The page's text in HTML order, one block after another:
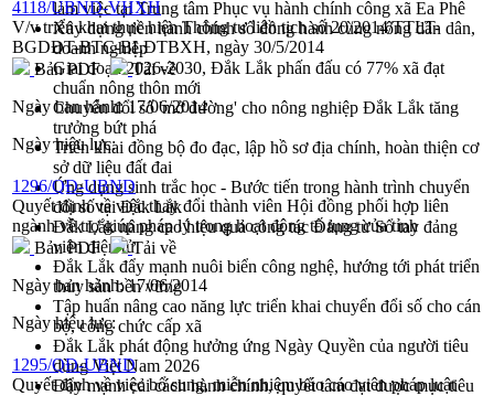
làm việc tại Trung tâm Phục vụ hành chính công xã Ea Phê
Xây dựng nền hành chính số đồng hành cùng nông dân dân,
doanh nghiệp
Giai đoạn 2026-2030, Đắk Lắk phấn đấu có 77% xã đạt
chuẩn nông thôn mới
Chuyển đổi số 'mở đường' cho nông nghiệp Đắk Lắk tăng
trưởng bứt phá
Triển khai đồng bộ đo đạc, lập hồ sơ địa chính, hoàn thiện cơ
sở dữ liệu đất đai
Ứng dụng sinh trắc học - Bước tiến trong hành trình chuyển
đổi số tại Đắk Lắk
Đắk Lắk nâng cao hiệu quả công tác Đảng từ Sổ tay đảng
viên điện tử
Đắk Lắk đẩy mạnh nuôi biển công nghệ, hướng tới phát triển
thủy sản bền vững
Tập huấn nâng cao năng lực triển khai chuyển đổi số cho cán
bộ, công chức cấp xã
Đắk Lắk phát động hưởng ứng Ngày Quyền của người tiêu
dùng Việt Nam 2026
Đẩy mạnh cải cách hành chính, quyết tâm đạt được mục tiêu
4118/UBND-VHXH
V/v triển khai thực hiện Thông tư liên tịch số 20/2014/TTLT-
BGDĐT-BTC-BLĐTBXH, ngày 30/5/2014
Bản PDF
Tải về
Ngày ban hành:17/06/2014
Ngày hiệu lực:
1296/QĐ-UBND
Quyết định về việc thay đổi thành viên Hội đồng phối hợp liên
ngành về trợ giúp pháp lý trong hoạt động tố tụng của tỉnh
Bản PDF
Tải về
Ngày ban hành:17/06/2014
Ngày hiệu lực:
1295/QĐ-UBND
Quyết định về việc bổ sung, miễn nhiệm báo cáo viên pháp luật